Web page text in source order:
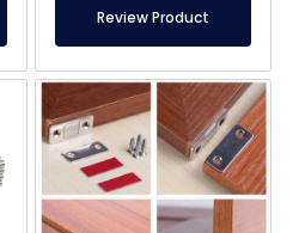
Review Product